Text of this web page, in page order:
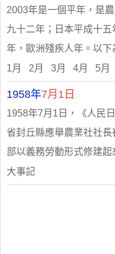
2003年是一個平年，是
九十二年；日本平成十
年，歐洲殘疾人年。以
1月 2月 3月 4月 5月
1958年7月1日
1958年7月1日，《人民
省封丘縣應舉農業社社
部以義務勞動形式修建起
大事記